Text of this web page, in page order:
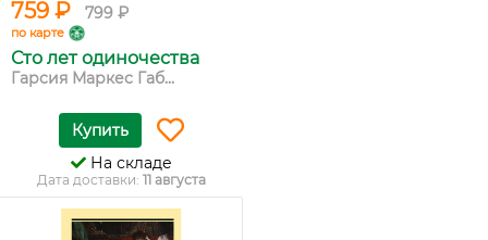
759 ₽ 799 ₽
по карте
Сто лет одиночества
Гарсия Маркес Габ...
Купить
На складе
Дата доставки: 11 августа